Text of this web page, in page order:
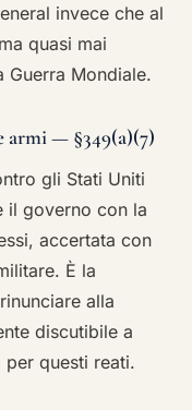
invece che al
quasi mai
Guerra Mondiale.
armi — §349(a)(7)
gli Stati Uniti
il governo con la
accertata con
È la
alla
discutibile a
questi reati.